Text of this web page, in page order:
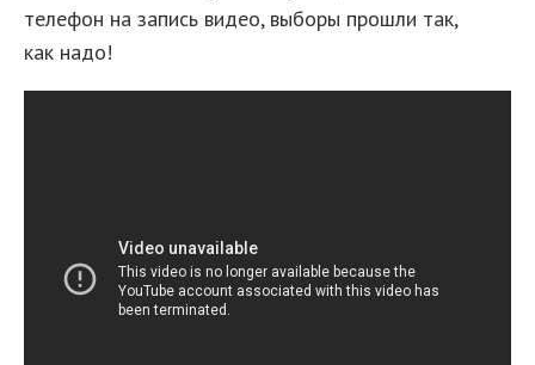
телефон на запись видео, выборы прошли так,
как надо!